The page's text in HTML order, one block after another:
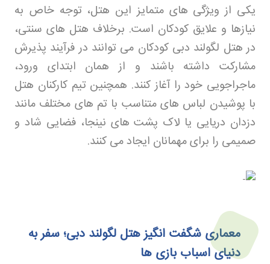
یکی از ویژگی های متمایز این هتل، توجه خاص به
نیازها و علایق کودکان است. برخلاف هتل های سنتی،
در هتل لگولند دبی کودکان می توانند در فرآیند پذیرش
مشارکت داشته باشند و از همان ابتدای ورود،
ماجراجویی خود را آغاز کنند. همچنین تیم کارکنان هتل
با پوشیدن لباس های متناسب با تم های مختلف مانند
دزدان دریایی یا لاک پشت های نینجا، فضایی شاد و
صمیمی را برای مهمانان ایجاد می کنند.
معماری شگفت‌ انگیز هتل لگولند دبی؛ سفر به
دنیای اسباب‌ بازی‌ ها